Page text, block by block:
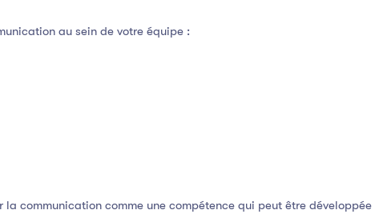
au sein de votre équipe :
communication comme une compétence qui peut être développée